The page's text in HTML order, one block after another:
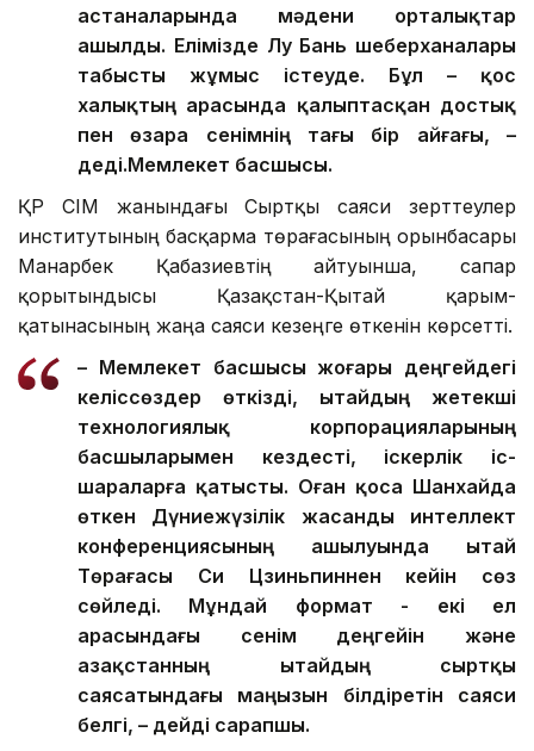
астаналарында мәдени орталықтар
ашылды. Елімізде Лу Бань шеберханалары
табысты жұмыс істеуде. Бұл – қос
халықтың арасында қалыптасқан достық
пен өзара сенімнің тағы бір айғағы, –
деді.Мемлекет басшысы.
ҚР СІМ жанындағы Сыртқы саяси зерттеулер
институтының басқарма төрағасының орынбасары
Манарбек Қабазиевтің айтуынша, сапар
қорытындысы Қазақстан-Қытай қарым-
қатынасының жаңа саяси кезеңге өткенін көрсетті.
– Мемлекет басшысы жоғары деңгейдегі
келіссөздер өткізді, Қытайдың жетекші
технологиялық корпорацияларының
басшыларымен кездесті, іскерлік іс-
шараларға қатысты. Оған қоса Шанхайда
өткен Дүниежүзілік жасанды интеллект
конференциясының ашылуында Қытай
Төрағасы Си Цзиньпиннен кейін сөз
сөйледі. Мұндай формат - екі ел
арасындағы сенім деңгейін және
Қазақстанның Қытайдың сыртқы
саясатындағы маңызын білдіретін саяси
белгі, – дейді сарапшы.